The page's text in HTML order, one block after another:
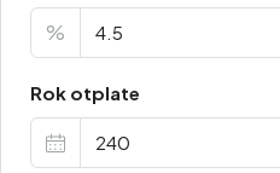
%
Rok otplate